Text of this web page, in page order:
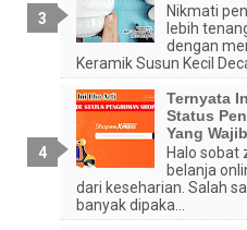
Nikmati
lebih
dengan
Keramik Susun Kecil
Ternyata
Status
Yang
Halo sobat
belanja
dari keseharian. Salah
banyak dipaka...